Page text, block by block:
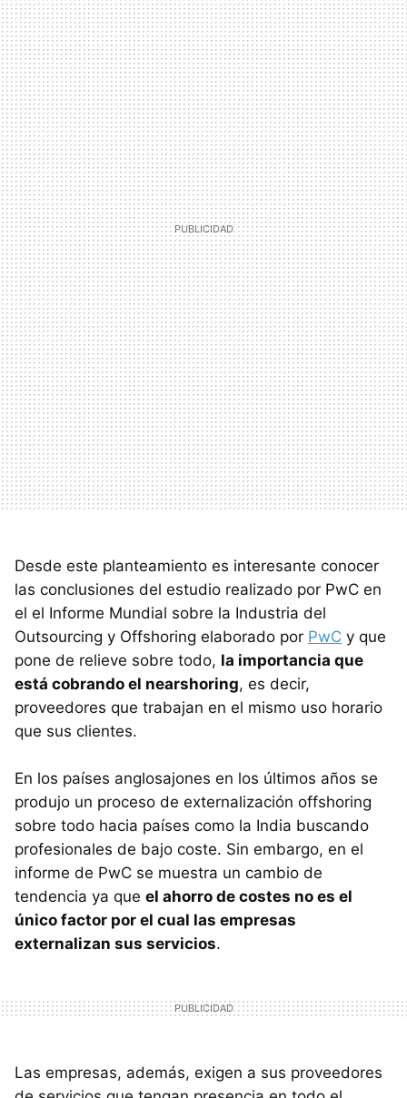
Desde este planteamiento es interesante conocer
las conclusiones del estudio realizado por PwC en
el el Informe Mundial sobre la Industria del
Outsourcing y Offshoring elaborado por PwC y que
pone de relieve sobre todo, la importancia que
está cobrando el nearshoring, es decir,
proveedores que trabajan en el mismo uso horario
que sus clientes.
En los países anglosajones en los últimos años se
produjo un proceso de externalización offshoring
sobre todo hacia países como la India buscando
profesionales de bajo coste. Sin embargo, en el
informe de PwC se muestra un cambio de
tendencia ya que el ahorro de costes no es el
único factor por el cual las empresas
externalizan sus servicios.
Las empresas, además, exigen a sus proveedores